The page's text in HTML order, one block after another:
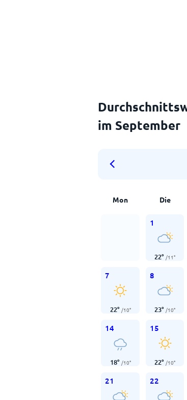
im September
Mon Die
1
22° /11°
7
22° /10°
8
23° /10°
14
18° /10°
15
22° /10°
21 22